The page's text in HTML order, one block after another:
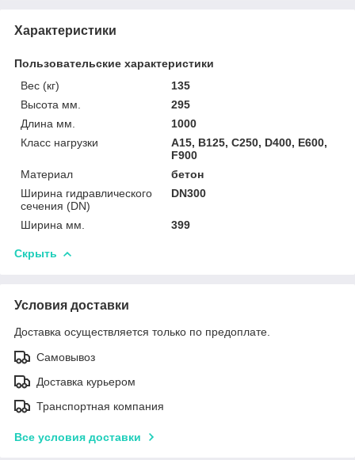
Характеристики
Пользовательские характеристики
Вес (кг)
135
Высота мм.
295
Длина мм.
1000
Класс нагрузки
A15, B125, C250, D400, E600,
F900
Материал
бетон
Ширина гидравлического
сечения (DN)
DN300
Ширина мм. 399
Скрыть
Условия доставки
Доставка осуществляется только по предоплате.
Самовывоз
Доставка курьером
Транспортная компания
Все условия доставки